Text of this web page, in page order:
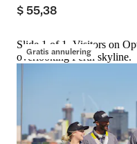
$ 55,38
Gratis annulering
Slide 1 of 1, Visitors on
overlooking Perth skyline.